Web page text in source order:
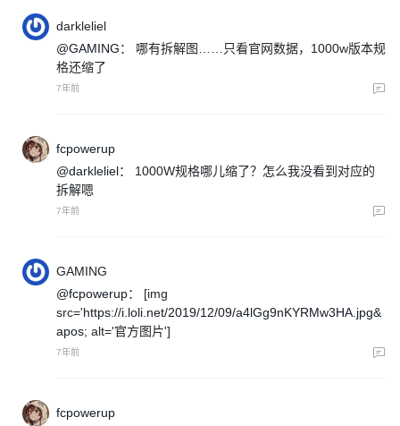
darkleliel
@GAMING：
哪有拆解图……只看官网数据，1000w版本规
格还缩了
7年前
fcpowerup
@darkleliel：
1000W规格哪儿缩了？怎么我没看到对应的
拆解嗯
7年前
GAMING
@fcpowerup：
[img
src='https://i.loli.net/2019/12/09/a4lGg9nKYRMw3HA.jpg&
apos; alt='官方图片']
7年前
fcpowerup